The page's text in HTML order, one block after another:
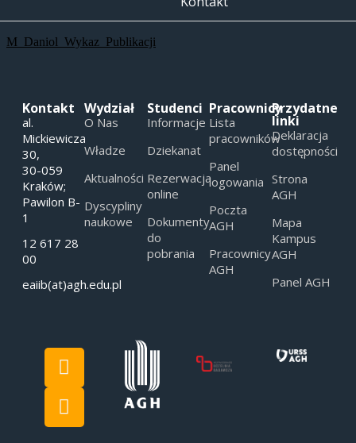
M_Daniol_Wykaz_Publikacji
Kontakt
al.
Mickiewicza
30,
30-059
Kraków;
Pawilon B-
1
12 617 28
00
eaiib(at)agh.edu.pl
Wydział
O Nas
Władze
Aktualności
Dyscypliny
naukowe
Studenci
Informacje
Dziekanat
Rezerwacja
online
Dokumenty
do
pobrania
Pracownicy
Lista
pracowników
Panel
logowania
Poczta
AGH
Pracownicy
AGH
Przydatne
linki
Deklaracja
dostępności
Strona
AGH
Mapa
Kampus
AGH
Panel AGH